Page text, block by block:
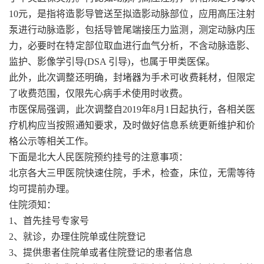
10元，是指将造影导管送至拟造影动脉部位，应用高压注射
泵进行动脉造影，包括导管尾端接压力监测，测定动脉内压
力，必要时在特定部位取血进行血气分析，不含动脉造影、
监护、影像学引导(DSA 引导)，也属于甲类医保。
此外，此次调整还明确，封堵器为手术可收费耗材，但限定
了收费范围，仅限先心病手术使用时收费。
市医保局强调，此次调整自2019年8月1日起执行，各相关医
疗机构应当按照通知要求，及时做好信息系统更新维护和价
格公示等相关工作。
下面是北大人民医院预约挂号的注意事项：
北京各大三甲医院快速住院，手术，检查，床位，无需等待
均可提前办理。
住院须知：
1、首先挂号专家号
2、就诊，办理住院单或住院登记
3、提供患者住院单或者住院登记的患者信息